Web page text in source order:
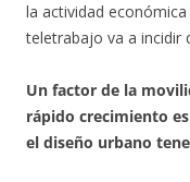
la actividad
teletrabajo va a incidir
Un factor de la
rápido crecimiento
el diseño urbano